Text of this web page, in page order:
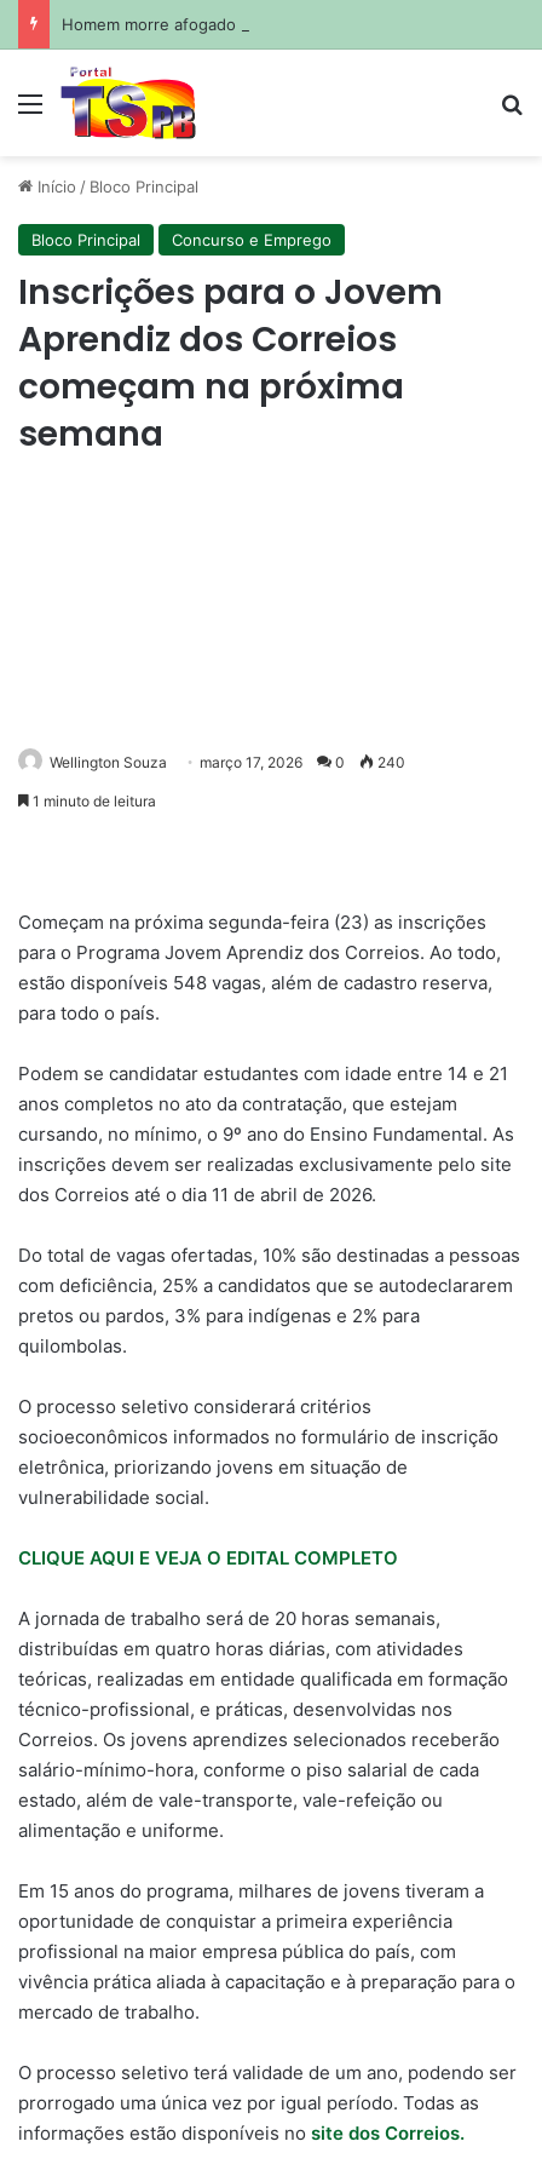
Menu
Início / Bloco Principal
Bloco Principal Concurso e Emprego
Inscrições para o Jovem
Aprendiz dos Correios
começam na próxima
semana
Wellington Souza março 17, 2026 0 240
1 minuto de leitura
Começam na próxima segunda-feira (23) as inscrições
para o Programa Jovem Aprendiz dos Correios. Ao todo,
estão disponíveis 548 vagas, além de cadastro reserva,
para todo o país.
Podem se candidatar estudantes com idade entre 14 e 21
anos completos no ato da contratação, que estejam
cursando, no mínimo, o 9º ano do Ensino Fundamental. As
inscrições devem ser realizadas exclusivamente pelo site
dos Correios até o dia 11 de abril de 2026.
Do total de vagas ofertadas, 10% são destinadas a pessoas
com deficiência, 25% a candidatos que se autodeclararem
pretos ou pardos, 3% para indígenas e 2% para
quilombolas.
O processo seletivo considerará critérios
socioeconômicos informados no formulário de inscrição
eletrônica, priorizando jovens em situação de
vulnerabilidade social.
CLIQUE AQUI E VEJA O EDITAL COMPLETO
A jornada de trabalho será de 20 horas semanais,
distribuídas em quatro horas diárias, com atividades
teóricas, realizadas em entidade qualificada em formação
técnico-profissional, e práticas, desenvolvidas nos
Correios. Os jovens aprendizes selecionados receberão
salário-mínimo-hora, conforme o piso salarial de cada
estado, além de vale-transporte, vale-refeição ou
alimentação e uniforme.
Em 15 anos do programa, milhares de jovens tiveram a
oportunidade de conquistar a primeira experiência
profissional na maior empresa pública do país, com
vivência prática aliada à capacitação e à preparação para o
mercado de trabalho.
O processo seletivo terá validade de um ano, podendo ser
prorrogado uma única vez por igual período. Todas as
informações estão disponíveis no site dos Correios.